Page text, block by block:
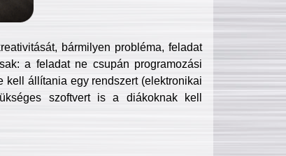
bármilyen probléma, feladat
a feladat ne csupán programozási
kell állítania egy rendszert (elektronikai
szoftvert is a diákoknak kell